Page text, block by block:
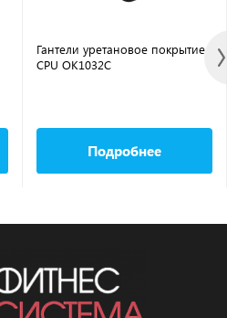
Гантели уретановое покрытие
CPU OK1032C
Подробнее